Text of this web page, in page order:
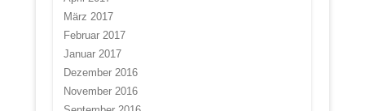
März 2017
Februar 2017
Januar 2017
Dezember 2016
November 2016